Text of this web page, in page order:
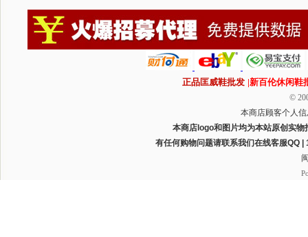
正品匡威鞋批发 |新百伦休闲鞋
©
本商店顾客个人
本商店logo和图片均为本站原创实
有任何购物问题请联系我们在线客服QQ